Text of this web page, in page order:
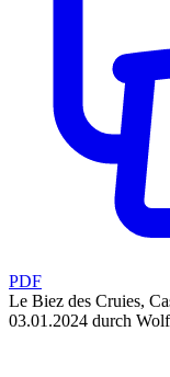
PDF
Le Biez des Cruies,
03.01.2024 durch